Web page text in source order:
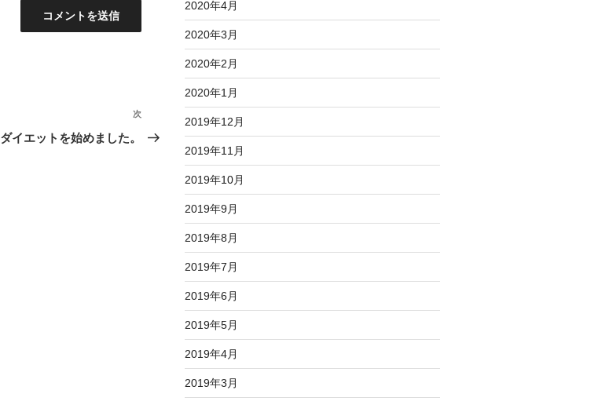
次
の
次
ダイエットを始めました。
2020年4月
2020年3月
2020年2月
2020年1月
2019年12月
2019年11月
2019年10月
2019年9月
2019年8月
2019年7月
2019年6月
2019年5月
2019年4月
2019年3月